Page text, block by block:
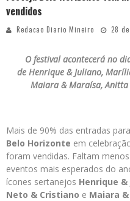
vendidos
Redacao Diario Mineiro 28
O festival acontecerá no
de Henrique & Juliano,
Maiara & Maraísa,
Mais de 90% das entradas
Belo Horizonte em
foram vendidas. Faltam
eventos mais esperados do
ícones sertanejos Henrique &
Neto & Cristiano e Maiara